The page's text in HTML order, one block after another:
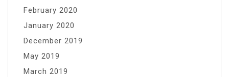
February 2020
January 2020
December 2019
May 2019
March 2019